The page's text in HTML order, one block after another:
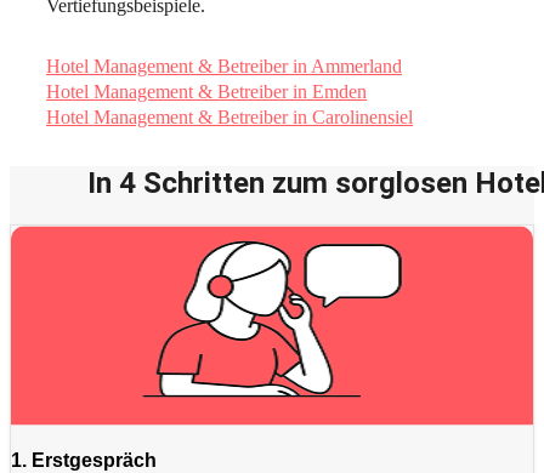
Vertiefungsbeispiele.
Hotel Management & Betreiber in Ammerland
Hotel Management & Betreiber in Emden
Hotel Management & Betreiber in Carolinensiel
In 4 Schritten zum sorglosen
1. Erstgespräch